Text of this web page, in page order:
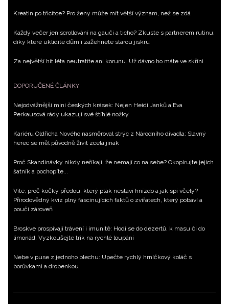
Kreatin po třicítce? Pro ženy může mít větší význam, než se zdá
Každý večer jen scrollování na gauči a ticho? Zkuste s partnerem rutinu,
díky které uklidíte dům i zažehnete starou jiskru
Za největší hit léta neutratíte ani korunu. Už dávno ho máte ve skříni
DOPORUČENÉ ČLÁNKY
Nejodvážnější mini českých krásek: Nejen Heidi Janků a Eva
Perkausová rády ukazují své štíhlé nožky
Kariéru Oldřicha Nového nasměroval strýc z Národního divadla: Slavný
herec se měl původně živit zcela jinak
Proč Skandinávky nikdy neříkají, že nemají co na sebe? Okopírujte jejich
šatník a pochopíte...
Víte, proč kočky předou, který pták nestaví hnízdo a jak spí včely?
Přírodovědný kvíz plný fascinujících faktů o zvířatech, který pobaví a
poučí zároveň
Broskve prospívají trávení i imunitě: Hodí se do dezertů, k masu či do
limonád. Vyzkoušejte trik na rychlé loupání
Nebe v puse z jednoho plechu: Upečte rychlý hrníčkový koláč s
borůvkami a drobenkou